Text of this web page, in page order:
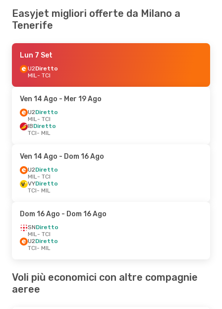
Easyjet migliori offerte da Milano a
Tenerife
Lun 7 Set
U2Diretto
MIL- TCI
Ven 14 Ago - Mer 19 Ago
U2Diretto
MIL- TCI
IBDiretto
TCI- MIL
Ven 14 Ago - Dom 16 Ago
U2Diretto
MIL- TCI
VYDiretto
TCI- MIL
Dom 16 Ago - Dom 16 Ago
SNDiretto
MIL- TCI
U2Diretto
TCI- MIL
Voli più economici con altre compagnie
aeree